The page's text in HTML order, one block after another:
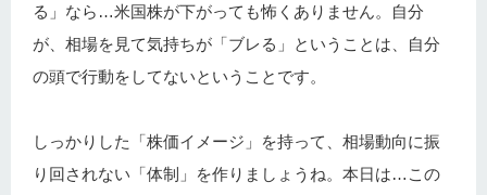
る」なら…米国株が下がっても怖くありません。自分
が、相場を見て気持ちが「ブレる」ということは、自分
の頭で行動をしてないということです。
しっかりした「株価イメージ」を持って、相場動向に振
り回されない「体制」を作りましょうね。本日は…この